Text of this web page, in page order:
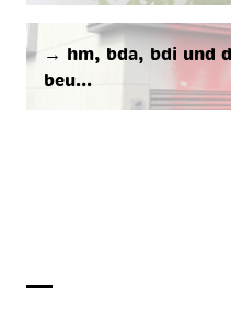
→ hm, bda, bdi und
beu…